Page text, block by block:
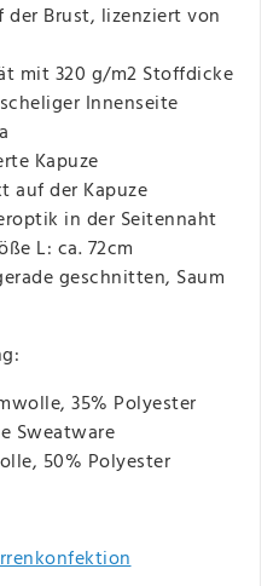
der Brust, lizenziert von
mit 320 g/m2 Stoffdicke
Innenseite
Kapuze
auf der Kapuze
in der Seitennaht
L: ca. 72cm
geschnitten, Saum
35% Polyester
Sweatware
50% Polyester